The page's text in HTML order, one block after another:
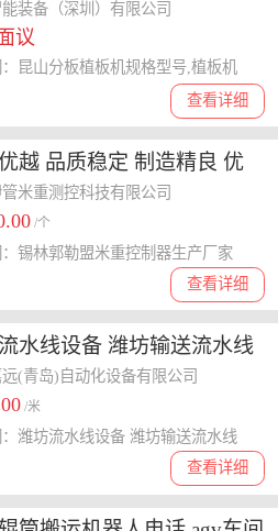
智能装备供应
装备（深圳）有限公司
议
查看详细
昆山分板植板机规格型号,植板机
越 品质稳定 制造精良 优
锡林郭勒盟米重控制器生
米重测控科技有限公司
/个
查看详细
锡林郭勒盟米重控制器生产厂家
水线设备 潍坊输送流水线
短 柔性流水线
(青岛)自动化设备有限公司
/米
查看详细
潍坊流水线设备 潍坊输送流水线